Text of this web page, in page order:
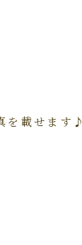
を載せます♪